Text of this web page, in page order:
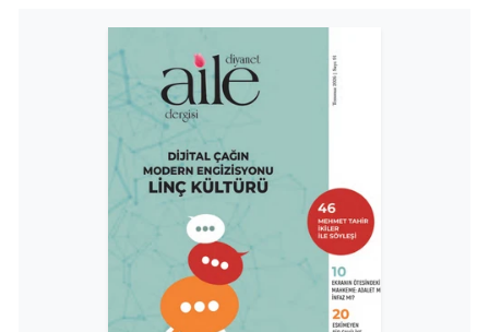
İstanbul Müftülüğü
İzmir Müftülüğü
Kahramanmaraş Müftülüğü
Karabük Müftülüğü
Karaman Müftülüğü